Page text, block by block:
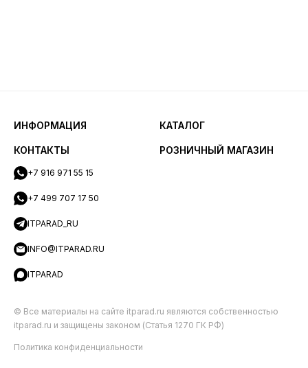
ИНФОРМАЦИЯ КАТАЛОГ
КОНТАКТЫ
+7 916 971 55 15
+7 499 707 17 50
ITPARAD_RU
INFO@ITPARAD.RU
ITPARAD
РОЗНИЧНЫЙ МАГАЗИН
© Все материалы на сайте itparad.ru являются собственностью
itparad.ru и защищены законом (Статья 1270 ГК РФ)
Политика конфиденциальности